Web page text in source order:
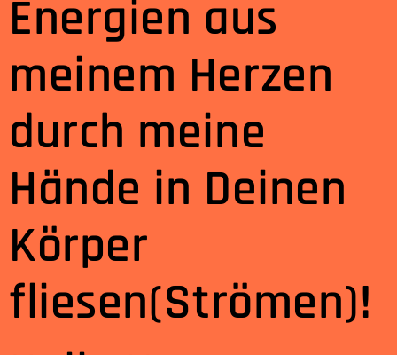
Energien aus
meinem Herzen
durch meine
Hände in Deinen
Körper
fliesen(Strömen)!